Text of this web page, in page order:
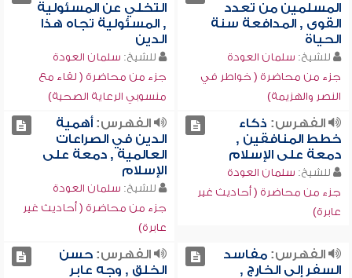
المسلمين من تعدد
القوى , المدافعة سنة
الحياة
للشيخ: سلمان العودة
جزء من محاضرة ( خواطر في
النصر والهزيمة)
التخلي عن المسئولية
, المسئولية تجاه هذا
الدين
للشيخ: سلمان العودة
جزء من محاضرة ( لقاء مع
منسوبي الرعاية الصحية)
الفهرس: ذكاء
خطط المنافقين ,
دمعة على الإسلام
للشيخ: سلمان العودة
جزء من محاضرة ( أحاديث غير
عابرة)
الفهرس:أهمية
الدين في الصراعات
العالمية , دمعة على
الإسلام
للشيخ: سلمان العودة
جزء من محاضرة ( أحاديث غير
عابرة)
الفهرس:مفاسد
السفر إلى الخارج ,
الفهرس:حسن
الخلق , وجه عابر